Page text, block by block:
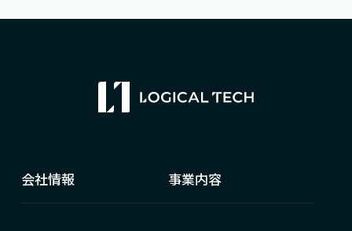
会社情報 事業内容